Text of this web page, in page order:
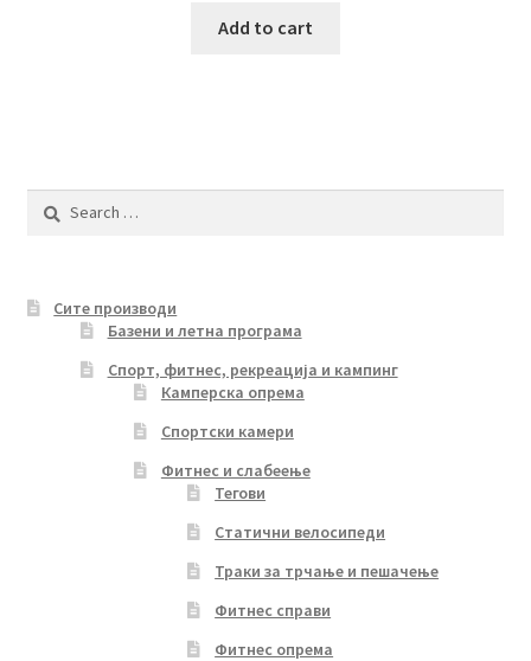
Add to cart
Search
Сите производи
Базени и летна програма
Спорт, фитнес, рекреација и кампинг
Камперска опрема
Спортски камери
Фитнес и слабеење
Тегови
Статични велосипеди
Траки за трчање и пешачење
Фитнес справи
Фитнес опрема